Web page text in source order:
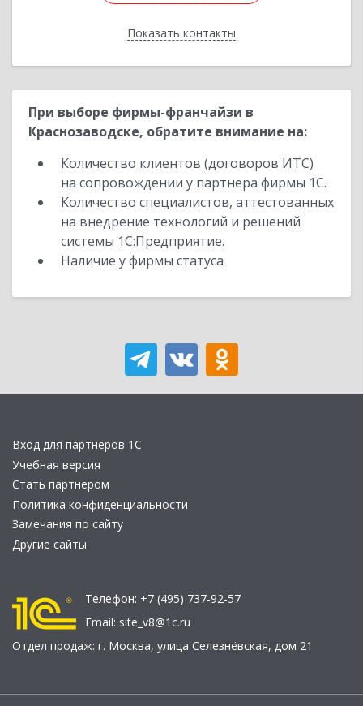
Показать контакты
Назад
При выборе фирмы-франчайзи в
Краснозаводске, обратите внимание на:
Количество клиентов (договоров ИТС)
на сопровождении у партнера фирмы 1С.
Количество специалистов, аттестованных
на внедрение технологий и решений
системы 1С:Предприятие.
Наличие у фирмы статуса
Вход для партнеров 1С
Учебная версия
Стать партнером
Политика конфиденциальности
Замечания по сайту
Другие сайты
Телефон: +7 (495) 737-92-57
Email: site_v8@1c.ru
Отдел продаж: г. Москва, улица Селезнёвская, дом 21